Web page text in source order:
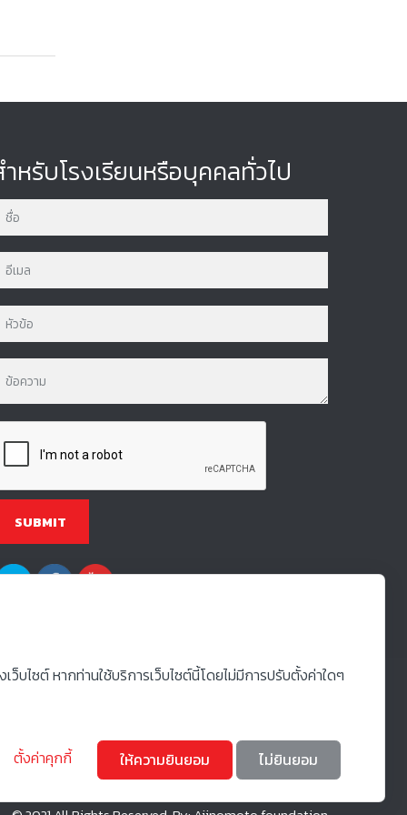
ไซต์ หากท่านใช้บริการเว็บไซต์นี้โดยไม่มีการปรับตั้งค่าใดๆ
ตั้งค่าคุกกี้ ให้ความยินยอม ไม่ยินยอม
หรับโรงเรียนหรือบุคคลทั่วไป